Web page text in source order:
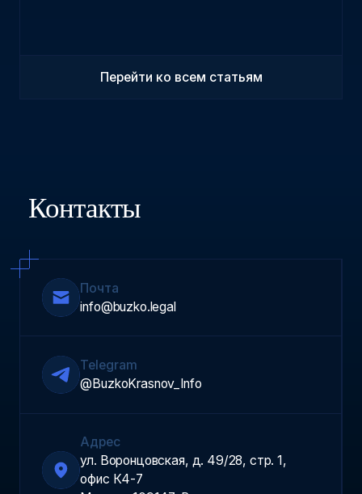
Перейти ко всем статьям
Контакты
Почта
info@buzko.legal
Telegram
@BuzkoKrasnov_Info
Адрес
ул. Воронцовская, д. 49/28, стр. 1,
офис К4-7